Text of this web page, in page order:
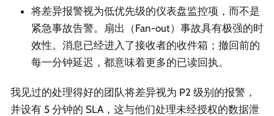
将差异报警视为低优先级的仪表盘监控项，而不是
紧急事故告警。扇出（Fan-out）事故具有极强的时
效性。消息已经进入了接收者的收件箱；撤回前的
每一分钟延迟，都意味着更多的已读回执。
我见过的处理得好的团队将差异视为 P2 级别的报警，
并设有 5 分钟的 SLA，这与他们处理未经授权的数据泄